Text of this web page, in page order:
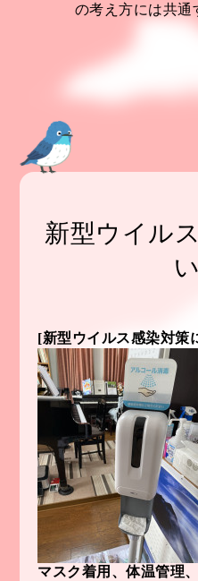
の考え方には共通
新型ウイル
[新型ウイルス感染対策
マスク着用、体温管理